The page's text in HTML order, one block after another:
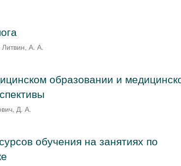
Литвин, А. А.
образовании и
Д. А.
обучения на занятиях по